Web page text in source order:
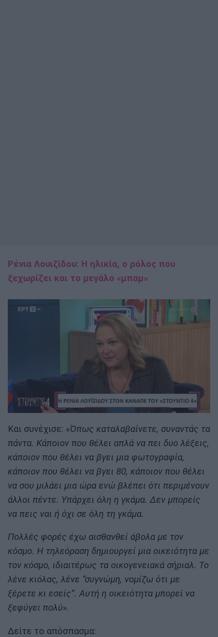
Ρένια Λουιζίδου: Η ηλικία, ο ρόλος που
ξεχωρίζει και το μεγάλο «μπαμ»
Και συνέχισε: «Όπως καταλαβαίνετε, συναντάς τα
πάντα. Κάποιον που θέλει απλά να πει δυο λέξεις,
κάποιον που θέλει να βγει μια φωτογραφία,
κάποιον που θέλει να βγει 80, κάποιον που θέλει
να σου μιλάει μια ώρα ενώ βλέπει ότι περιμένουν
άλλοι πέντε. Υπάρχει όλη η γκάμα. Δεν μπορείς
να πεις ναι ή όχι σε όλη τη γκάμα.
Πολλές φορές έχω αισθανθεί άβολα με τον
κόσμο. Η τηλεόραση δημιουργεί μια οικειότητα με
τον κόσμο, ιδιαιτέρως τα οικογενειακά σήριαλ. Το
λένε κιόλας, λένε “συγνώμη, νομίζω ότι με
ξέρετε κι εσείς”. Αυτή η οικειότητα μπορεί να
ξεφύγει πολύ».
Δείτε το απόσπασμα: